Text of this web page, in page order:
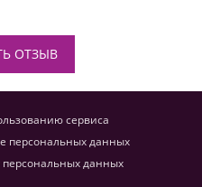
ОТЗЫВ
сервиса
персональных данных
персональных данных